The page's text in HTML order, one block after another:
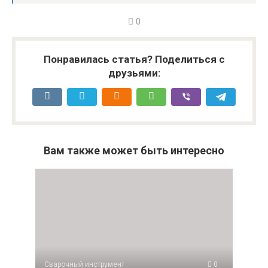
0
Понравилась статья? Поделиться с
друзьями:
Вам также может быть интересно
Сварочный инструмент 0